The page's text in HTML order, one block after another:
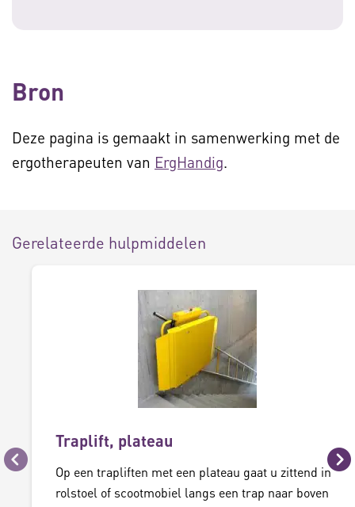
Bron
Deze pagina is gemaakt in samenwerking met de
ergotherapeuten van ErgHandig.
Gerelateerde hulpmiddelen
Vorige
Traplift, plateau
Op een trapliften met een plateau gaat u zittend in
rolstoel of scootmobiel langs een trap naar boven